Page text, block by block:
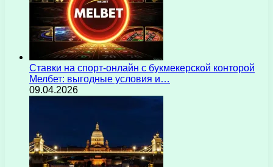
Ставки на спорт-онлайн с букмекерской конторой
Мелбет: выгодные условия и…
09.04.2026